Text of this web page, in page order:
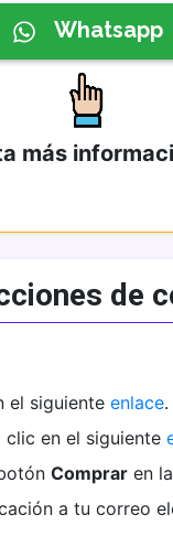
Whatsapp
más
de
el siguiente enlace.
clic en el siguiente
Comprar en
a tu correo